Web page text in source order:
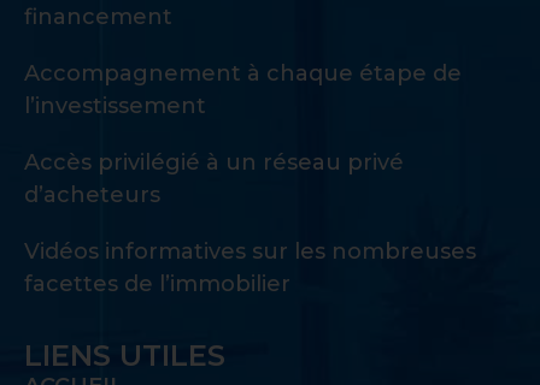
financement
Accompagnement à chaque étape de
l’investissement
Accès privilégié à un réseau privé
d’acheteurs
Vidéos informatives sur les nombreuses
facettes de l’immobilier
LIENS UTILES